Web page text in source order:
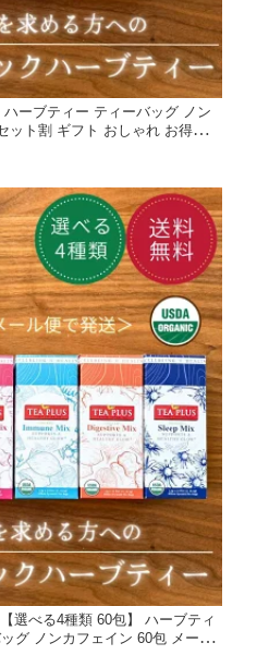
ーブティー ティーバッグ ノン
ット割 ギフト おしゃれ お得用
健康 アーユルヴェーダ 誕生日
ル ペパーミント モリンガ ルイ
選べる4種類 60包】 ハーブティ
グ ノンカフェイン 60包 メール
ック セット 健康 安眠 癒し 消